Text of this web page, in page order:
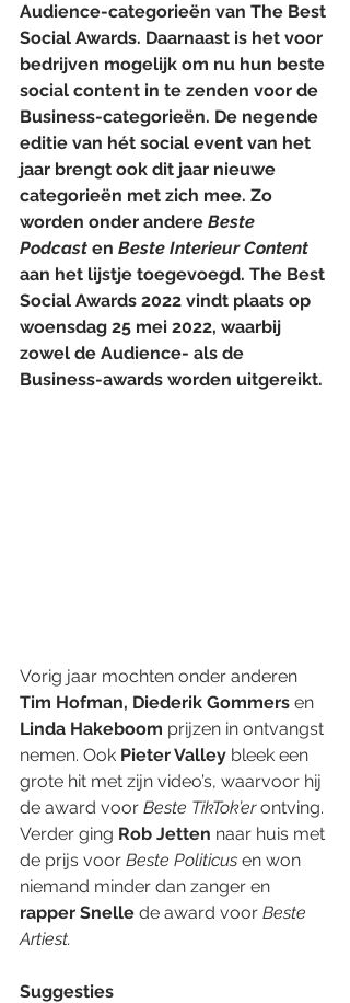
Audience-categorieën van The Best
Social Awards. Daarnaast is het voor
bedrijven mogelijk om nu hun beste
social content in te zenden voor de
Business-categorieën. De negende
editie van hét social event van het
jaar brengt ook dit jaar nieuwe
categorieën met zich mee. Zo
worden onder andere Beste
Podcast en Beste Interieur Content
aan het lijstje toegevoegd. The Best
Social Awards 2022 vindt plaats op
woensdag 25 mei 2022, waarbij
zowel de Audience- als de
Business-awards worden uitgereikt.
Vorig jaar mochten onder anderen
Tim Hofman, Diederik Gommers en
Linda Hakeboom prijzen in ontvangst
nemen. Ook Pieter Valley bleek een
grote hit met zijn video’s, waarvoor hij
de award voor Beste TikTok’er ontving.
Verder ging Rob Jetten naar huis met
de prijs voor Beste Politicus en won
niemand minder dan zanger en
rapper Snelle de award voor Beste
Artiest.
Suggesties